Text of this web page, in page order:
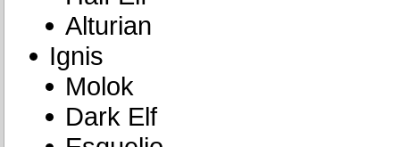
Alturian
Ignis
Molok
Dark Elf